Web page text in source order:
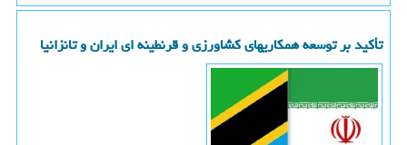
تأکید بر توسعه همکاریهای کشاورزی و قرنطینه ای ایران و تانزانیا